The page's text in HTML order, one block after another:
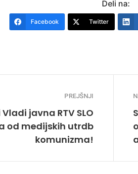
Deli na:
Facebook Twitter
PREJŠNJI
javna RTV SLO
od medijskih utrdb
komunizma!